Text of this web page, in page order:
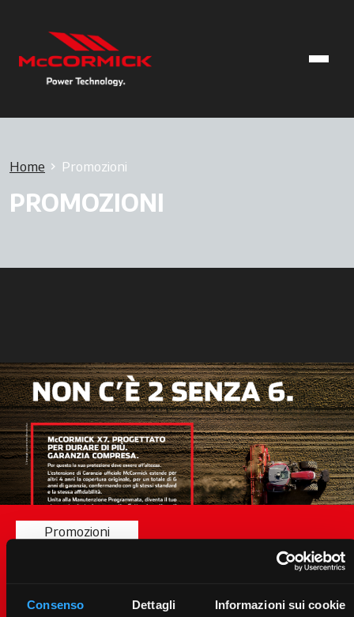
Consenso Dettagli Informazioni sui cookie
Home Promozioni
PROMOZIONI
Promozioni
su McCormick X7. Estendiamo di altri 4 anni la